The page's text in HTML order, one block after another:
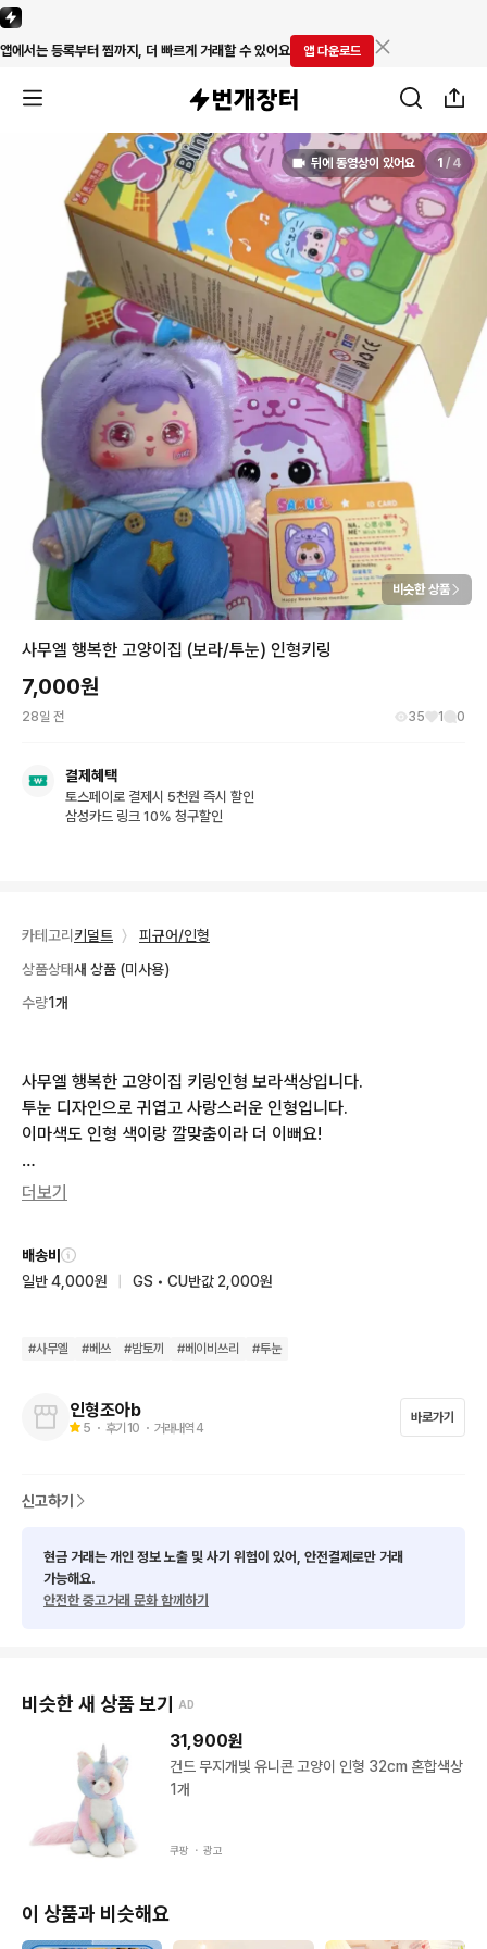
앱에서는 등록부터 찜까지, 더 빠르게 거래할 수 있어요 앱 다운로드
뒤에 동영상이 있어요 1 / 4
비슷한 상품
사무엘 행복한 고양이집 (보라/투눈) 인형키링
7,000원
28일 전 35 1 0
결제혜택
토스페이로 결제시 5천원 즉시 할인
삼성카드 링크 10% 청구할인
카테고리 키덜트 〉
피규어/인형
상품상태새 상품 (미사용)
수량1개
사무엘 행복한 고양이집 키링인형 보라색상입니다.
투눈 디자인으로 귀엽고 사랑스러운 인형입니다.
이마색도 인형 색이랑 깔맞춤이라 더 이뻐요!
인형과 함께 ID 카드도 포함되어 있습니다. 구매 원하시면 바로 안
📦 인형 4만원 이상구매 시 무료배송해드립니다
제 상점에서 여러 개 구매해주시면 사은품도 추가로 넣어서 보내
더보기
배송비
일반 4,000원
GS • CU반값 2,000원
#사무엘 #베쓰 #밤토끼 #베이비쓰리 #투눈
인형조아b
5 ・ 후기 10 ・ 거래내역 4
바로가기
신고하기
현금 거래는 개인 정보 노출 및 사기 위험이 있어, 안전결제로만 거래
가능해요.
안전한 중고거래 문화 함께하기
비슷한 새 상품 보기 AD
31,900원
건드 무지개빛 유니콘 고양이 인형 32cm 혼합색상
1개
쿠팡 ・ 광고
이 상품과 비슷해요